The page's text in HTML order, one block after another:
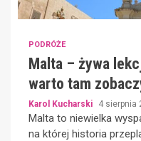
PODRÓŻE
Malta – żywa
warto tam
Karol Kucharski 4 sierpnia
Malta to niewielka
na której historia